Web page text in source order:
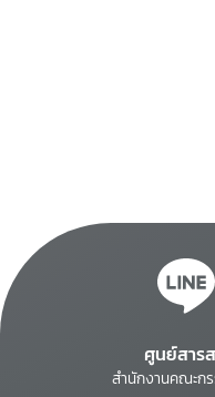
ศูนย์สาร
สำนักงานคณะก